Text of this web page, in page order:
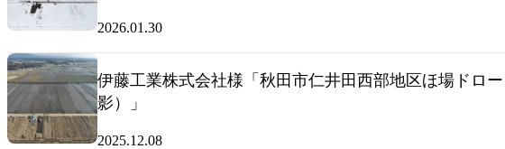
2026.01.30
伊藤工業株式会社様「秋田市仁井田西部地区ほ場ドロ
影）」
2025.12.08